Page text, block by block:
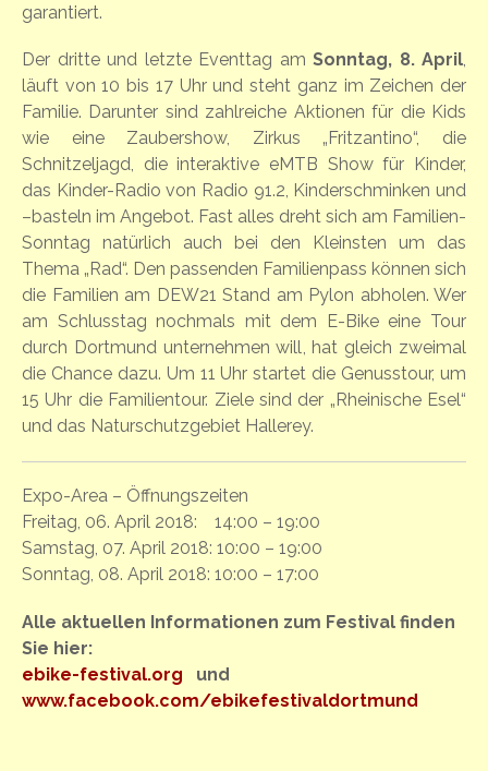
garantiert.
Der dritte und letzte Eventtag am Sonntag, 8. April,
läuft von 10 bis 17 Uhr und steht ganz im Zeichen der
Familie. Darunter sind zahlreiche Aktionen für die Kids
wie eine Zaubershow, Zirkus „Fritzantino“, die
Schnitzeljagd, die interaktive eMTB Show für Kinder,
das Kinder-Radio von Radio 91.2, Kinderschminken und
–basteln im Angebot. Fast alles dreht sich am Familien-
Sonntag natürlich auch bei den Kleinsten um das
Thema „Rad“. Den passenden Familienpass können sich
die Familien am DEW21 Stand am Pylon abholen. Wer
am Schlusstag nochmals mit dem E-Bike eine Tour
durch Dortmund unternehmen will, hat gleich zweimal
die Chance dazu. Um 11 Uhr startet die Genusstour, um
15 Uhr die Familientour. Ziele sind der „Rheinische Esel“
und das Naturschutzgebiet Hallerey.
Expo-Area – Öffnungszeiten
Freitag, 06. April 2018: 14:00 – 19:00
Samstag, 07. April 2018: 10:00 – 19:00
Sonntag, 08. April 2018: 10:00 – 17:00
Alle aktuellen Informationen zum Festival finden
Sie hier:
ebike-festival.org und
www.facebook.com/ebikefestivaldortmund